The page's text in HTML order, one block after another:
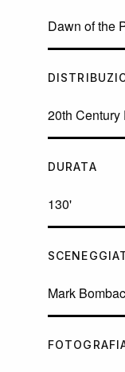
Dawn of the
20th Century
DURATA
130'
Mark